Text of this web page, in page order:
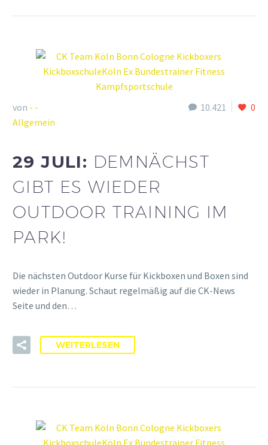
10.421 0
von - -
Allgemein
29 JULI: DEMNÄCHST
GIBT ES WIEDER
OUTDOOR TRAINING IM
PARK!
Die nächsten Outdoor Kurse für Kickboxen und Boxen sind
wieder in Planung. Schaut regelmäßig auf die CK-News
Seite und den…
WEITERLESEN